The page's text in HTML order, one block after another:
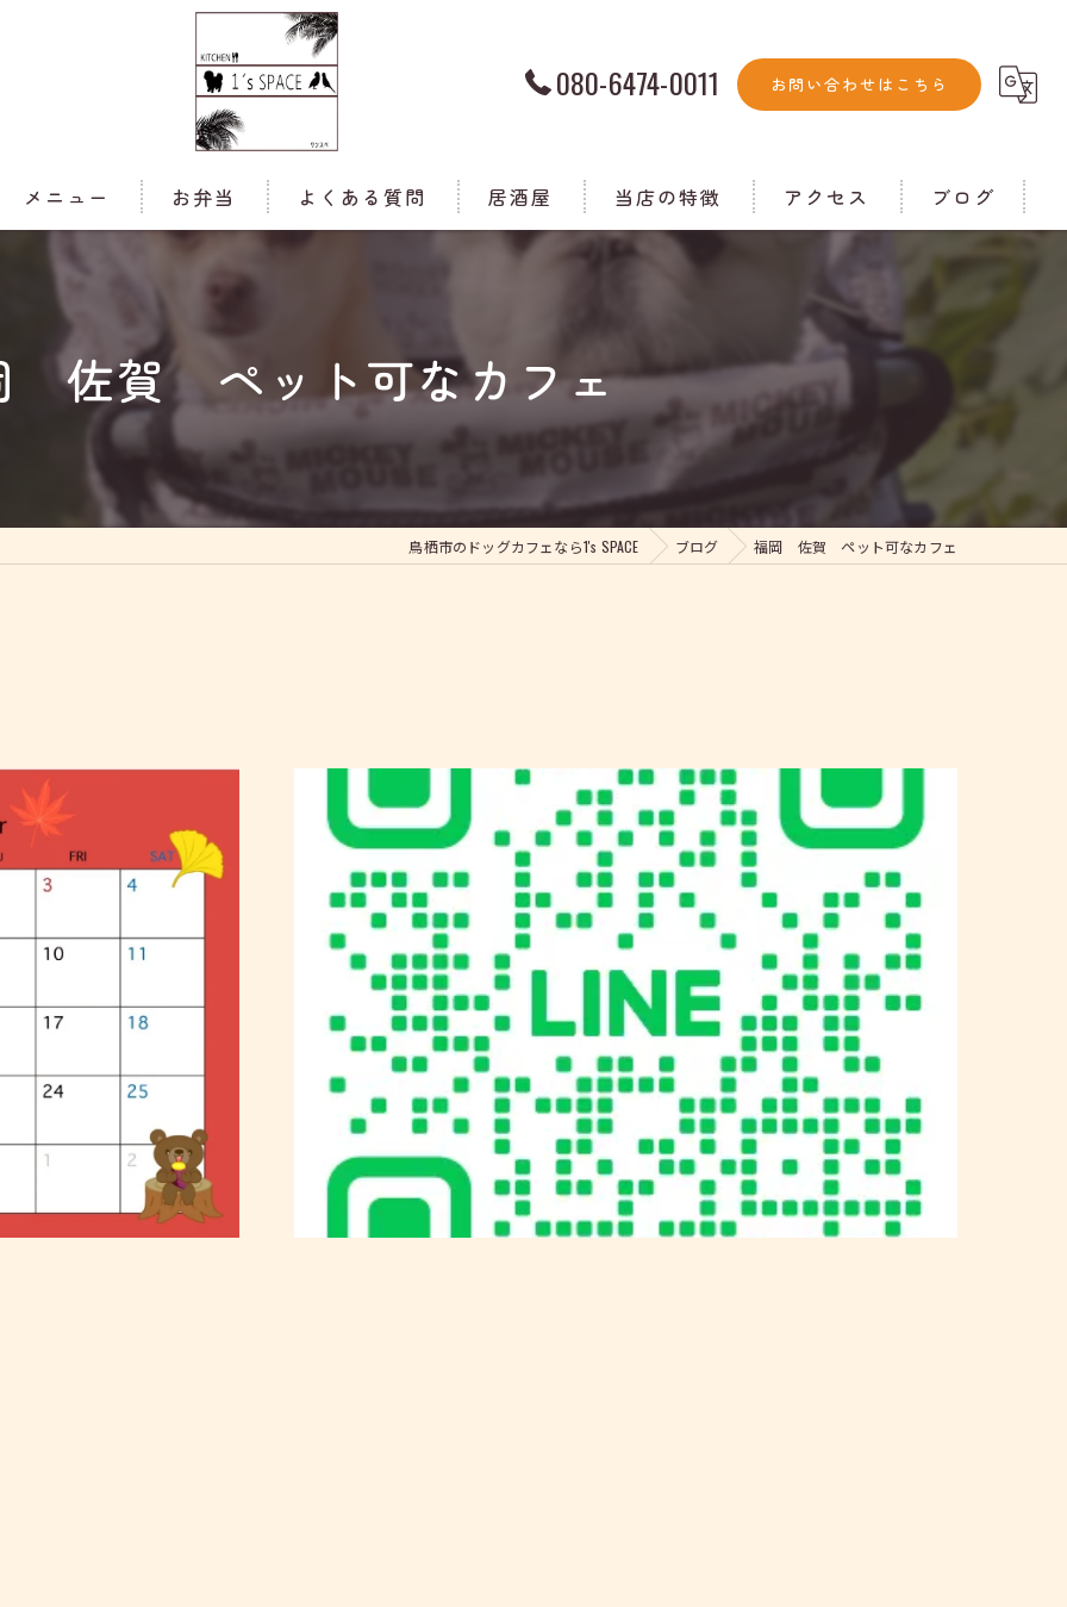
080-6474-0011 お問い合わせはこちら
メニュー お弁当 よくある質問 居酒屋 当店の特徴
ドッグラン
アクセス ブログ
コラム
佐賀 ペット可なカフェ
鳥栖市のドッグカフェなら1's SPACE ブログ 福岡 佐賀 ペット可なカフェ